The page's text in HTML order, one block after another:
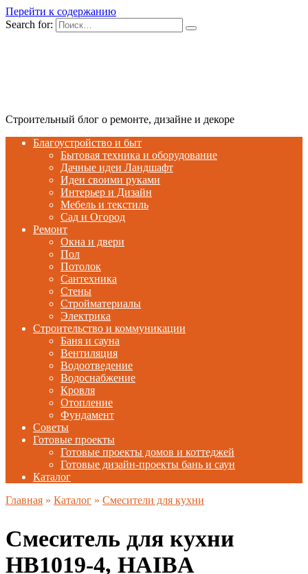
Перейти к содержанию
Search for:
Строительный блог о ремонте, дизайне и декоре
Благоустройство и быт
Бытовая техника и оборудование
Дачные идеи Ландшафт
Идеи своими руками
Интерьер и Дизайн
Мебель и текстиль
Сад и Огород
Ремонт
Окна и двери
Пол
Потолок
Сантехника
Стены
Стройматериалы
Электрика
Строительство и коммуникации
Баня и сауна
Вентиляция
Водоотведение
Водоснабжение
Кровля
Отопление
Фундамент
Советы
Готовые проекты
Готовые проекты домов и коттеджей
Готовые дизайн-проекты бань и саун
Каталог
Главная » Каталог » Смесители для кухни
Смеситель для кухни
HB1019-4, HAIBA